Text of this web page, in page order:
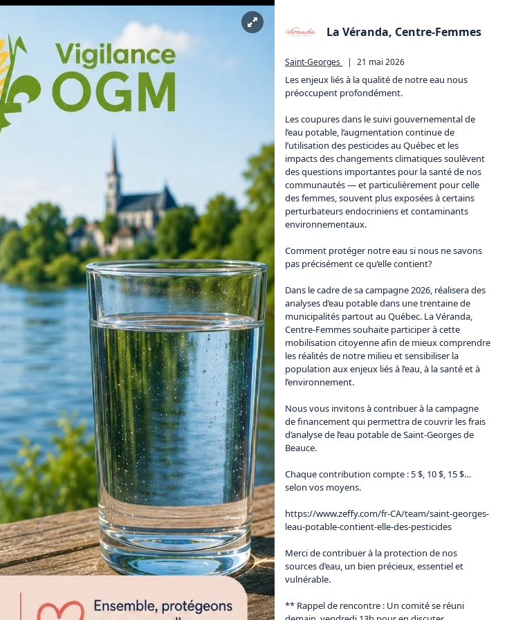
La Véranda, Centre-Femmes
Saint-Georges | 21 mai 2026
Les enjeux liés à la qualité de notre eau nous
préoccupent profondément.
Les coupures dans le suivi gouvernemental de
l’eau potable, l’augmentation continue de
l’utilisation des pesticides au Québec et les
impacts des changements climatiques soulèvent
des questions importantes pour la santé de nos
communautés — et particulièrement pour celle
des femmes, souvent plus exposées à certains
perturbateurs endocriniens et contaminants
environnementaux.
Comment protéger notre eau si nous ne savons
pas précisément ce qu’elle contient?
Dans le cadre de sa campagne 2026, réalisera des
analyses d’eau potable dans une trentaine de
municipalités partout au Québec. La Véranda,
Centre-Femmes souhaite participer à cette
mobilisation citoyenne afin de mieux comprendre
les réalités de notre milieu et sensibiliser la
population aux enjeux liés à l’eau, à la santé et à
l’environnement.
Nous vous invitons à contribuer à la campagne
de financement qui permettra de couvrir les frais
d’analyse de l’eau potable de Saint-Georges de
Beauce.
Chaque contribution compte : 5 $, 10 $, 15 $…
selon vos moyens.
https://www.zeffy.com/fr-CA/team/saint-georges-
leau-potable-contient-elle-des-pesticides
Merci de contribuer à la protection de nos
sources d’eau, un bien précieux, essentiel et
vulnérable.
** Rappel de rencontre : Un comité se réuni